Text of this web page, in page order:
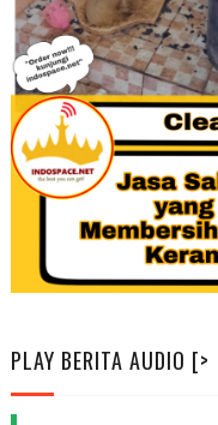
PLAY BERITA AUDIO [>